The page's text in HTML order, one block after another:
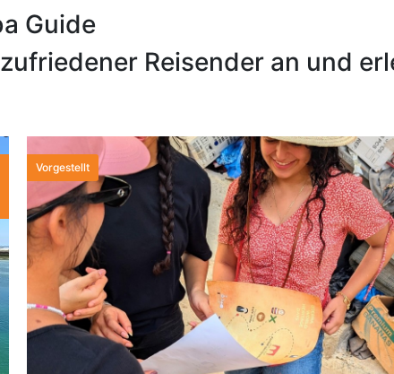
Guide
Reisender an und
Vorgestellt